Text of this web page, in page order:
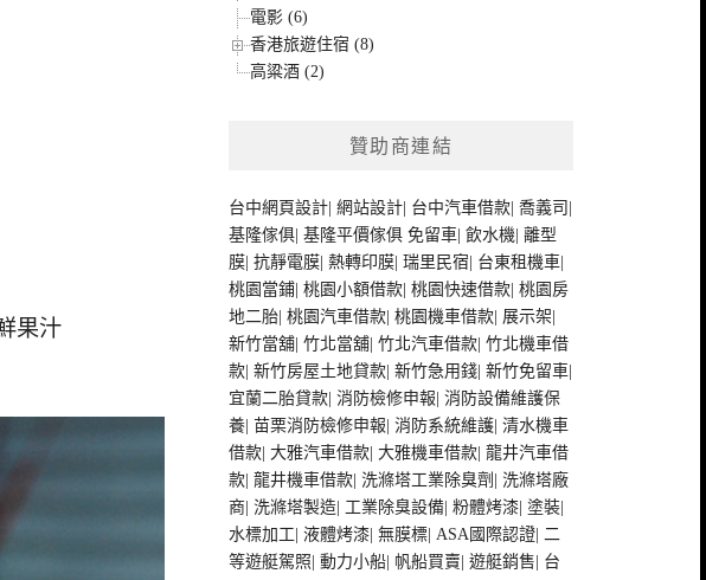
果汁
電影 (6)
香港旅遊住宿 (8)
高粱酒 (2)
贊助商連結
台中網頁設計 |網站設計 台中汽車借款 |喬義司
基隆傢俱 |基隆平價傢俱 免留車 |飲水機 |離型
膜 |抗靜電膜 |熱轉印膜 |瑞里民宿 台東租機車
桃園當鋪 |桃園小額借款 |桃園快速借款 |桃園房
地二胎 |桃園汽車借款 |桃園機車借款 展示架
新竹當舖 |竹北當舖 |竹北汽車借款 |竹北機車借
款 |新竹房屋土地貸款 |新竹急用錢 |新竹免留車
宜蘭二胎貸款 |消防檢修申報 |消防設備維護保
養 |苗栗消防檢修申報 |消防系統維護 |清水機車
借款 |大雅汽車借款 |大雅機車借款 |龍井汽車借
款 |龍井機車借款 洗滌塔工業除臭劑
洗滌塔廠
商 洗滌塔製造 工業除臭設備 |粉體烤漆 |塗裝
水標加工 |液體烤漆 |無膜標 |ASA國際認證 |二
等遊艇駕照 |動力小船 帆船買賣 |遊艇銷售 台